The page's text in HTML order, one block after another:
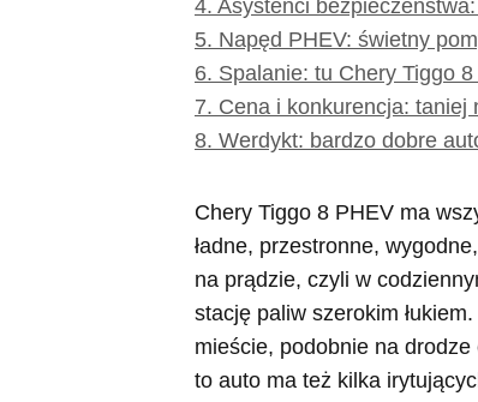
4. Asystenci
5. Napęd PHEV: świetny
6. Spalanie: tu Chery Tiggo
7. Cena i konkurencja: taniej
8. Werdykt: bardzo dobre
Chery Tiggo 8 PHEV ma
ładne, przestronne,
na prądzie, czyli w
stację paliw szerokim
mieście, podobnie na
to auto ma też kilka